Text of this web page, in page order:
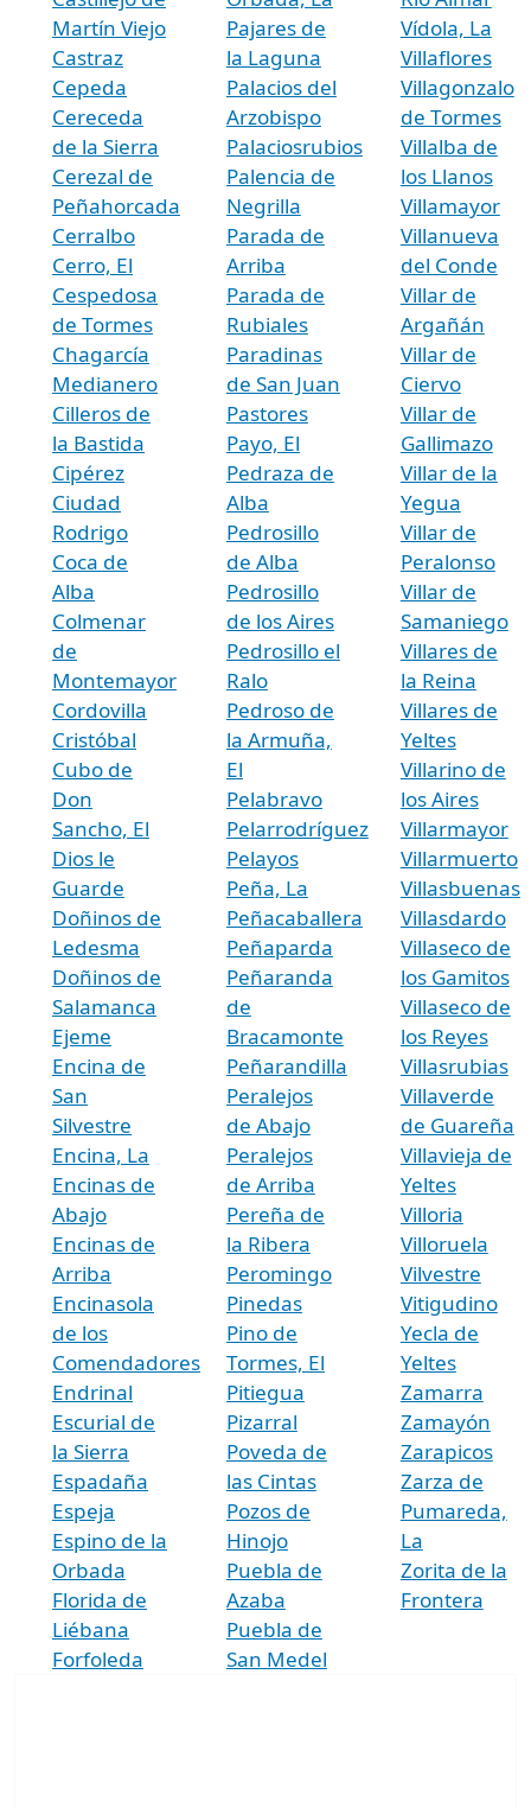
Martín Viejo
Castraz
Cepeda
Cereceda
de la Sierra
Cerezal de
Peñahorcada
Cerralbo
Cerro, El
Cespedosa
de Tormes
Chagarcía
Medianero
Cilleros de
la Bastida
Cipérez
Ciudad
Rodrigo
Coca de
Alba
Colmenar
de
Montemayor
Cordovilla
Cristóbal
Cubo de
Don
Sancho, El
Dios le
Guarde
Doñinos de
Ledesma
Doñinos de
Salamanca
Ejeme
Encina de
San
Silvestre
Encina, La
Encinas de
Abajo
Encinas de
Arriba
Encinasola
de los
Comendadores
Endrinal
Escurial de
la Sierra
Espadaña
Espeja
Espino de la
Orbada
Florida de
Liébana
Forfoleda
Pajares de
la Laguna
Palacios del
Arzobispo
Palaciosrubios
Palencia de
Negrilla
Parada de
Arriba
Parada de
Rubiales
Paradinas
de San Juan
Pastores
Payo, El
Pedraza de
Alba
Pedrosillo
de Alba
Pedrosillo
de los Aires
Pedrosillo el
Ralo
Pedroso de
la Armuña,
El
Pelabravo
Pelarrodríguez
Pelayos
Peña, La
Peñacaballera
Peñaparda
Peñaranda
de
Bracamonte
Peñarandilla
Peralejos
de Abajo
Peralejos
de Arriba
Pereña de
la Ribera
Peromingo
Pinedas
Pino de
Tormes, El
Pitiegua
Pizarral
Poveda de
las Cintas
Pozos de
Hinojo
Puebla de
Azaba
Puebla de
San Medel
Vídola, La
Villaflores
Villagonzalo
de Tormes
Villalba de
los Llanos
Villamayor
Villanueva
del Conde
Villar de
Argañán
Villar de
Ciervo
Villar de
Gallimazo
Villar de la
Yegua
Villar de
Peralonso
Villar de
Samaniego
Villares de
la Reina
Villares de
Yeltes
Villarino de
los Aires
Villarmayor
Villarmuerto
Villasbuenas
Villasdardo
Villaseco de
los Gamitos
Villaseco de
los Reyes
Villasrubias
Villaverde
de Guareña
Villavieja de
Yeltes
Villoria
Villoruela
Vilvestre
Vitigudino
Yecla de
Yeltes
Zamarra
Zamayón
Zarapicos
Zarza de
Pumareda,
La
Zorita de la
Frontera